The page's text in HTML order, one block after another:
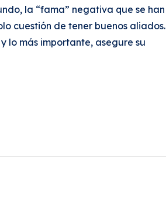
la “fama” negativa que se han
cuestión de tener buenos aliados.
lo más importante, asegure su